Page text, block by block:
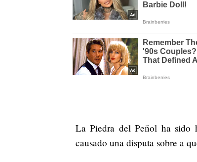
La Piedra del Peñol ha sido
causado una disputa sobre a